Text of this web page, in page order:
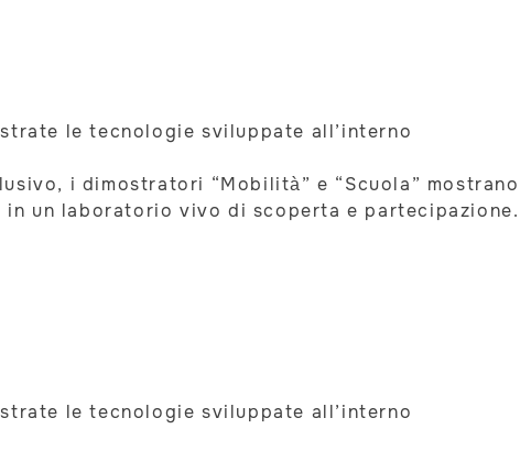
le tecnologie sviluppate all’interno
i dimostratori “Mobilità” e “Scuola” mostrano
un laboratorio vivo di scoperta e partecipazione.
le tecnologie sviluppate all’interno